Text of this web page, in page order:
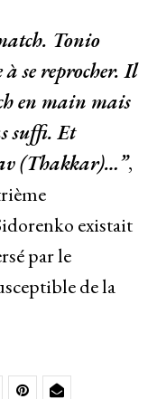
Tonio
se reprocher. Il
en main mais
suffi. Et
(Thakkar)…”,
existait
par le
de la